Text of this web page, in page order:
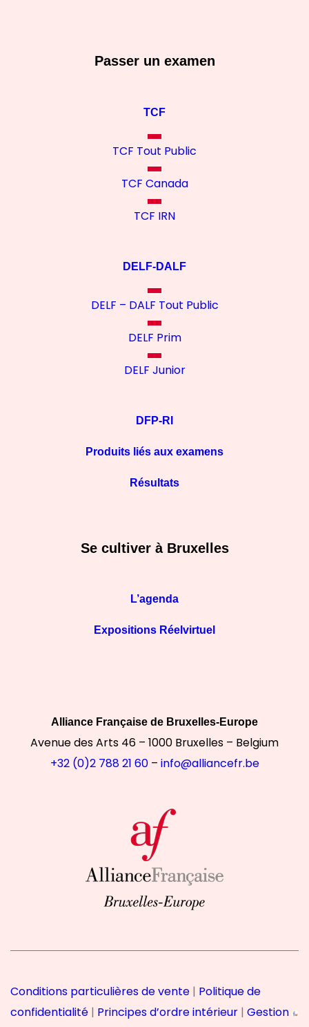
des cookies
cookies pour améliorer votre
fournir un contenu personnalisé.
avec Google
d'audience
Passer un examen
TCF
TCF Tout Public
TCF Canada
TCF IRN
DELF-DALF
DELF – DALF Tout Public
DELF Prim
DELF Junior
DFP-RI
Produits liés aux examens
Résultats
Se cultiver à Bruxelles
L’agenda
Expositions Réelvirtuel
Alliance Française de Bruxelles-Europe
Avenue des Arts 46 – 1000 Bruxelles – Belgium
+32 (0)2 788 21 60– info@alliancefr.be
Conditions particulières de vente | Politique de
confidentialité | Principes d’ordre intérieur | Gestion